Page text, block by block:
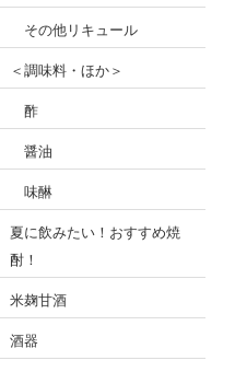
その他リキュール
＜調味料・ほか＞
酢
醤油
味醂
夏に飲みたい！おすすめ焼
酎！
米麹甘酒
酒器